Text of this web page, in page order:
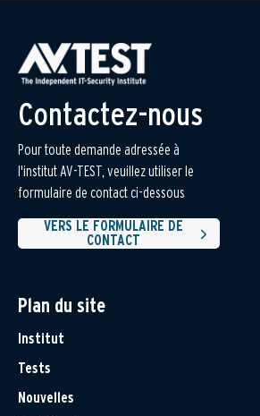
Contactez-nous
Pour toute demande adressée à
l'institut AV-TEST, veuillez utiliser le
formulaire de contact ci-dessous
VERS LE FORMULAIRE DE
CONTACT
Plan du site
Institut
Tests
Nouvelles